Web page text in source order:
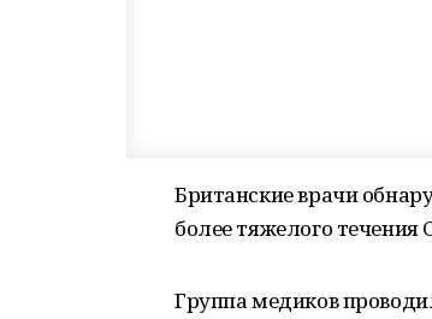
Британские врачи
более тяжелого течения
Группа медиков